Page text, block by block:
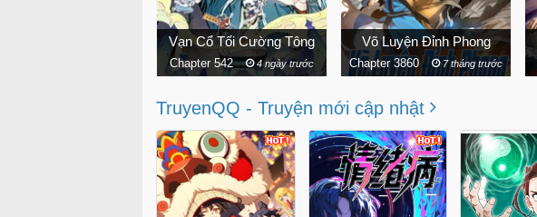
Vạn Cổ Tối Cường Tông
Chapter 542 4 ngày trước
Võ Luyện Đỉnh Phong
Chapter 3860 7 tháng trước
TruyenQQ - Truyện mới cập nhật